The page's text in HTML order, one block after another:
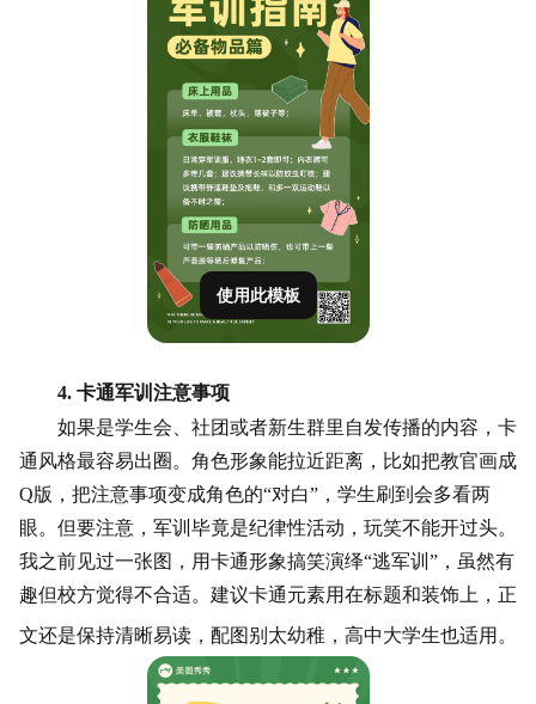
使用此模板
4. 卡通军训注意事项
如果是学生会、社团或者新生群里自发传播的内容，卡
通风格最容易出圈。角色形象能拉近距离，比如把教官画成
Q版，把注意事项变成角色的“对白”，学生刷到会多看两
眼。但要注意，军训毕竟是纪律性活动，玩笑不能开过头。
我之前见过一张图，用卡通形象搞笑演绎“逃军训”，虽然有
趣但校方觉得不合适。建议卡通元素用在标题和装饰上，正
文还是保持清晰易读，配图别太幼稚，高中大学生也适用。